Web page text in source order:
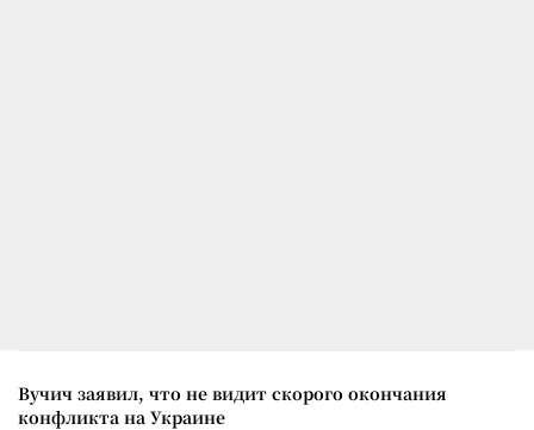
Вучич заявил, что не видит скорого окончания
конфликта на Украине